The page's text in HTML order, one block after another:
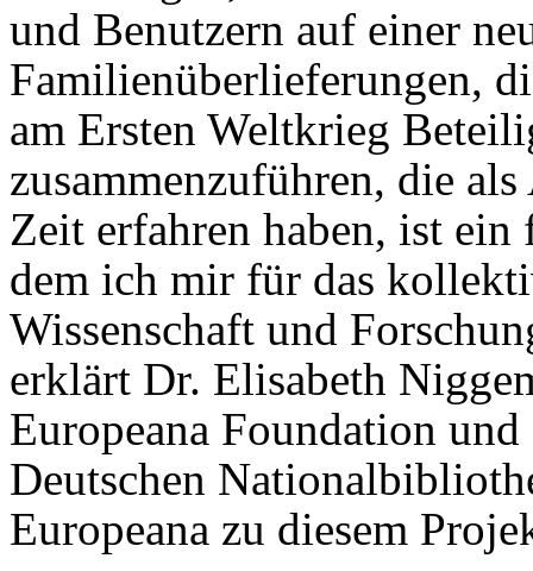
und Benutzern auf einer
Familienüberlieferungen,
am Ersten Weltkrieg
zusammenzuführen, die
Zeit erfahren haben, ist ein
dem ich mir für das
Wissenschaft und
erklärt Dr. Elisabeth
Europeana Foundation
Deutschen
Europeana zu diesem